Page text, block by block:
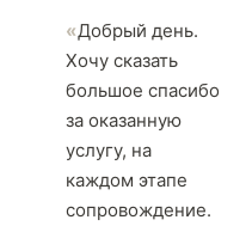
Добрый день.
Хочу сказать
большое спасибо
за оказанную
услугу, на
каждом этапе
сопровождение.